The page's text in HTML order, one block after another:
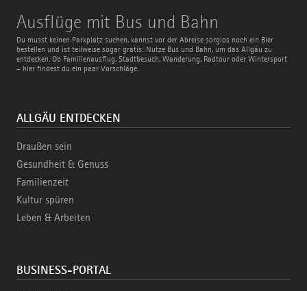
Ausflüge mit Bus und Bahn
Du musst keinen Parkplatz suchen, kannst vor der Abreise sorglos noch ein Bier
bestellen und ist teilweise sogar gratis: Nutze Bus und Bahn, um das Allgäu zu
entdecken. Ob Familienausflug, Stadtbesuch, Wanderung, Radtour oder Wintersport
– hier findest du ein paar Vorschläge.
Ausflüge
mit
Bus
und
Bahn
ALLGÄU ENTDECKEN
Draußen sein
Gesundheit & Genuss
Familienzeit
Kultur spüren
Leben & Arbeiten
BUSINESS-PORTAL